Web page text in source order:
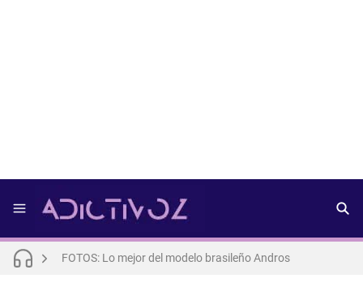
FOTOS: Lo mejor del modelo brasileño Andros